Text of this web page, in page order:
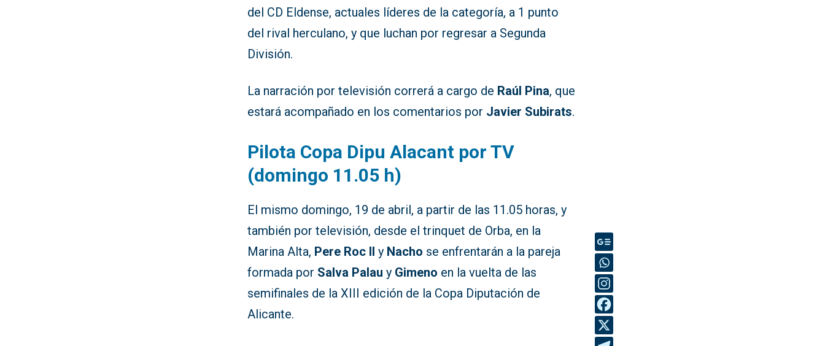
del CD Eldense, actuales líderes de la categoría, a 1 punto
del rival herculano, y que luchan por regresar a Segunda
División.
La narración por televisión correrá a cargo de Raúl Pina, que
estará acompañado en los comentarios por Javier Subirats.
Pilota Copa Dipu Alacant por TV
(domingo 11.05 h)
El mismo domingo, 19 de abril, a partir de las 11.05 horas, y
también por televisión, desde el trinquet de Orba, en la
Marina Alta, Pere Roc II y Nacho se enfrentarán a la pareja
formada por Salva Palau y Gimeno en la vuelta de las
semifinales de la XIII edición de la Copa Diputación de
Alicante.